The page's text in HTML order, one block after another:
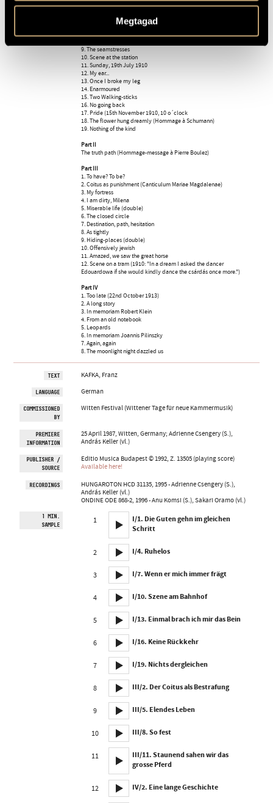
Megtagad
4. Restless
6. Nevermore (Excommunicatio)
7. "But he just won´t stop asking me"
9. The seamstresses
10. Scene at the station
11. Sunday, 19th July 1910
12. My ear...
13. Once I broke my leg
14. Enarmoured
15. Two Walking-sticks
16. No going back
17. Pride (15th November 1910, 10 o´clock
18. The flower hung dreamly (Hommage à Schumann)
19. Nothing of the kind
Part II
The truth path (Hommage-message à Pierre Boulez)
Part III
1. To have? To be?
2. Coitus as punishment (Canticulum Mariae Magdalenae)
3. My fortress
4. I am dirty, Milena
5. Miserable life (double)
6. The closed circle
7. Destination, path, hesitation
8. As tightly
9. Hiding-places (double)
10. Offensively jewish
11. Amazed, we saw the great horse
12. Scene on a tram (1910: "In a dream I asked the dancer
Edouardowa if she would kindly dance the csárdás once more.")
Part IV
1. Too late (22nd October 1913)
2. A long story
3. In memoriam Robert Klein
4. From an old notebook
5. Leopards
6. In memoriam Joannis Pilinszky
7. Again, again
8. The moonlight night dazzled us
TEXT KAFKA, Franz
LANGUAGE German
COMMISSIONED
BY
Witten Festival (Wittener Tage für neue Kammermusik)
PREMIERE
INFORMATION
25 April 1987, Witten, Germany; Adrienne Csengery (S.),
András Keller (vl.)
PUBLISHER /
SOURCE
Editio Musica Budapest © 1992, Z. 13505 (playing score)
Available here!
RECORDINGS
HUNGAROTON HCD 31135, 1995 - Adrienne Csengery (S.),
András Keller (vl.)
ONDINE ODE 868-2, 1996 - Anu Komsi (S.), Sakari Oramo (vl.)
1 MIN.
SAMPLE
1
I/1. Die Guten gehn im gleichen
Schritt
2 I/4. Ruhelos
3 I/7. Wenn er mich immer frägt
4 I/10. Szene am Bahnhof
5 I/13. Einmal brach ich mir das Bein
6 I/16. Keine Rückkehr
7 I/19. Nichts dergleichen
8 III/2. Der Coitus als Bestrafung
9 III/5. Elendes Leben
10 III/8. So fest
11
III/11. Staunend sahen wir das
grosse Pferd
12 IV/2. Eine lange Geschichte